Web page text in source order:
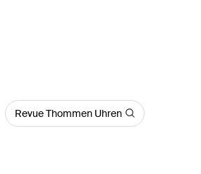
Revue Thommen Uhren